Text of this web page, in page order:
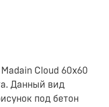
Cloud 60x60
Данный вид
под бетон